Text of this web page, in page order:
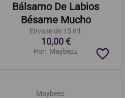
Bálsamo De Labios
Bésame Mucho
Envase de 15 ml.
10,00 €
Por: Maybezz favorite_border
Maybeez